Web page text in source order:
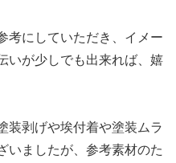
考にしていただき、イメー
いが少しでも出来れば、嬉
装剥げや埃付着や塗装ムラ
いましたが、参考素材のた